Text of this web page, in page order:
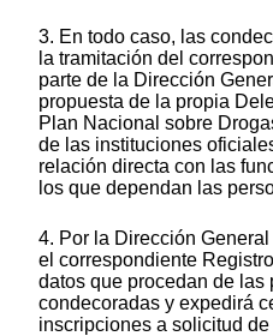
3. En todo caso, las
la tramitación del
parte de la Dirección
propuesta de la propia
Plan Nacional sobre
de las instituciones
relación directa con las
los que dependan las
4. Por la Dirección
el correspondiente
datos que procedan de las
condecoradas y expedirá
inscripciones a solicitud